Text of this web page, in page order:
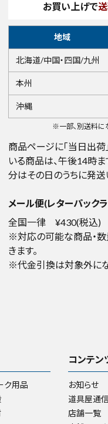
お買い上げで
地域
北海道/中国・四国/九州
本州
沖縄
※一部、別送料に
商品ページに「当日出荷
いる商品は、午後14時
分はその日のうちに発送
メール便(レターパック
全国一律 ¥430(税込)
※対応の可能な商品・
きます。
※代金引換は対象外にな
ク用品
コンテン
お知らせ
道具屋通
店舗一覧